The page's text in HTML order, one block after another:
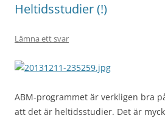
Heltidsstudier (!)
Lämna ett svar
ABM-programmet är verkligen bra
att det är heltidsstudier. Det är